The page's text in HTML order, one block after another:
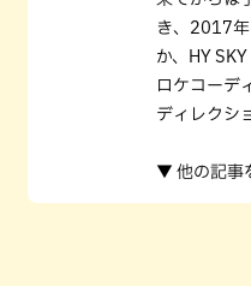
き、2017
か、HY
ロケコーデ
ディレクシ
▼ 他の記事